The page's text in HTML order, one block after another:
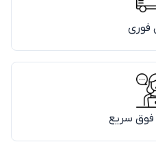
فوری
فوق سریع